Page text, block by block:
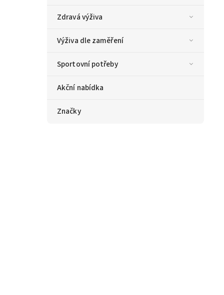
Zdravá výživa
Výživa dle zaměření
Sportovní potřeby
Akční nabídka
Značky